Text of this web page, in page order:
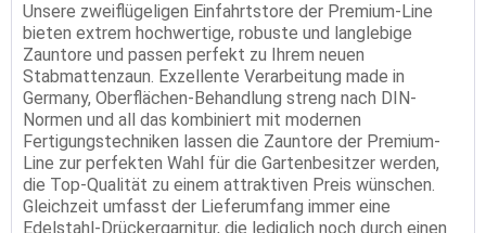
Unsere zweiflügeligen Einfahrtstore der Premium-Line
bieten extrem hochwertige, robuste und langlebige
Zauntore und passen perfekt zu Ihrem neuen
Stabmattenzaun. Exzellente Verarbeitung made in
Germany, Oberflächen-Behandlung streng nach DIN-
Normen und all das kombiniert mit modernen
Fertigungstechniken lassen die Zauntore der Premium-
Line zur perfekten Wahl für die Gartenbesitzer werden,
die Top-Qualität zu einem attraktiven Preis wünschen.
Gleichzeit umfasst der Lieferumfang immer eine
Edelstahl-Drückergarnitur, die lediglich noch durch einen